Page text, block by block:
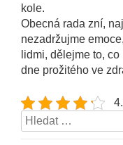
kole.
Obecná rada zní,
nezadržujme
lidmi, dělejme to,
dne prožitého ve
Vyhledávání